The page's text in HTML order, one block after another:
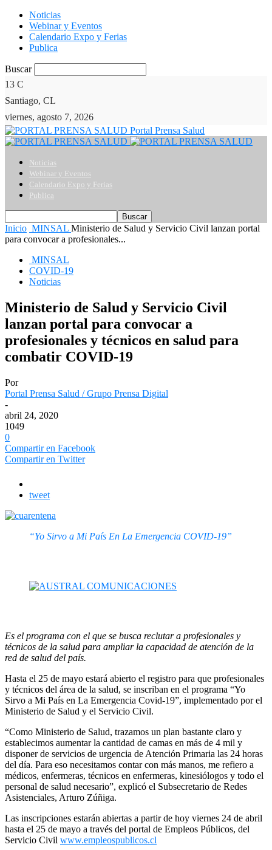
Noticias
Webinar y Eventos
Calendario Expo y Ferias
Publica
Buscar
13 C
Santiago, CL
viernes, agosto 7, 2026
Portal Prensa Salud
Noticias
Webinar y Eventos
Calendario Expo y Ferias
Publica
Inicio MINSAL Ministerio de Salud y Servicio Civil lanzan portal
para convocar a profesionales...
MINSAL
COVID-19
Noticias
Ministerio de Salud y Servicio Civil
lanzan portal para convocar a
profesionales y técnicos en salud para
combatir COVID-19
Por
Portal Prensa Salud / Grupo Prensa Digital
-
abril 24, 2020
1049
0
Compartir en Facebook
Compartir en Twitter
tweet
“Yo Sirvo a Mi País En La Emergencia COVID-19”
Es el programa con el que se busca reclutar a profesionales y
técnicos de la salud para ampliar la capacidad de atención de la
red de salud del país.
Hasta el 25 de mayo estará abierto el registro para que profesionales
y técnicos del área de la salud, se inscriban en el programa “Yo
Sirvo a Mi País en La Emergencia Covid-19”, implementado por el
Ministerio de Salud y el Servicio Civil.
“Como Ministerio de Salud, trazamos un plan bastante claro y
establecimos aumentar la cantidad de camas en más de 4 mil y
disponer de servicios de urgencia de Atención Primaria las 24 horas
del día. Para eso necesitamos contar con más manos, me refiero a
médicos, enfermeras, técnicos en enfermeras, kinesiólogos y todo el
personal de salud necesario”, explicó el Subsecretario de Redes
Asistenciales, Arturo Zúñiga.
Las inscripciones estarán abiertas a partir de hoy viernes 24 de abril
hasta el 25 de mayo a través del portal de Empleos Públicos, del
Servicio Civil www.empleospublicos.cl